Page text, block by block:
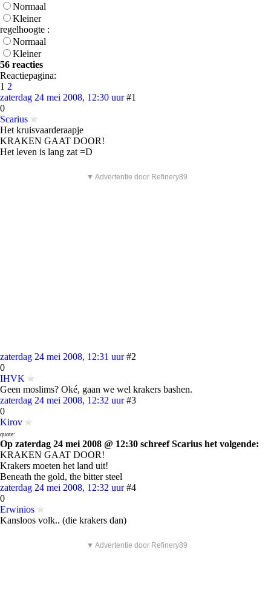
Normaal
Kleiner
regelhoogte :
Normaal
Kleiner
56 reacties
Reactiepagina:
1 2
zaterdag 24 mei 2008, 12:30 uur #1
0
Scarius
Het kruisvaarderaapje
KRAKEN GAAT DOOR!
Het leven is lang zat =D
▼ Advertentie door Refinery89
zaterdag 24 mei 2008, 12:31 uur #2
0
IHVK
Geen moslims? Oké, gaan we wel krakers bashen.
zaterdag 24 mei 2008, 12:32 uur #3
0
Kirov
quote:
Op zaterdag 24 mei 2008 @ 12:30 schreef Scarius het volgende:
KRAKEN GAAT DOOR!
Krakers moeten het land uit!
Beneath the gold, the bitter steel
zaterdag 24 mei 2008, 12:32 uur #4
0
Erwinios
Kansloos volk.. (die krakers dan)
▼ Advertentie door Refinery89